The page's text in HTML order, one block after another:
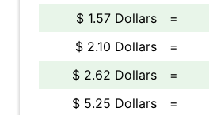
$ 1.57 Dollars
=
$ 2.10 Dollars
=
$ 2.62 Dollars
=
$ 5.25 Dollars
=